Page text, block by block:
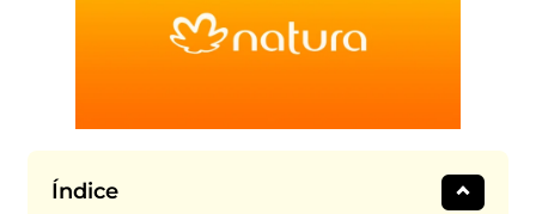
Índice